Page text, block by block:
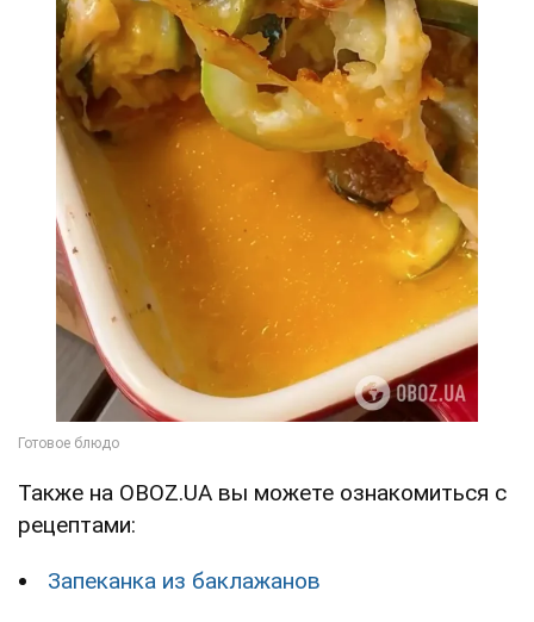
Также на OBOZ.UA вы можете ознакомиться с
рецептами:
Запеканка из баклажанов